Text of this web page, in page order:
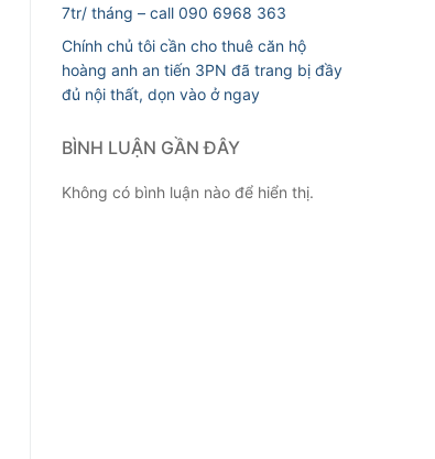
7tr/ tháng – call 090 6968 363
Chính chủ tôi cần cho thuê căn hộ
hoàng anh an tiến 3PN đã trang bị đầy
đủ nội thất, dọn vào ở ngay
BÌNH LUẬN GẦN ĐÂY
Không có bình luận nào để hiển thị.